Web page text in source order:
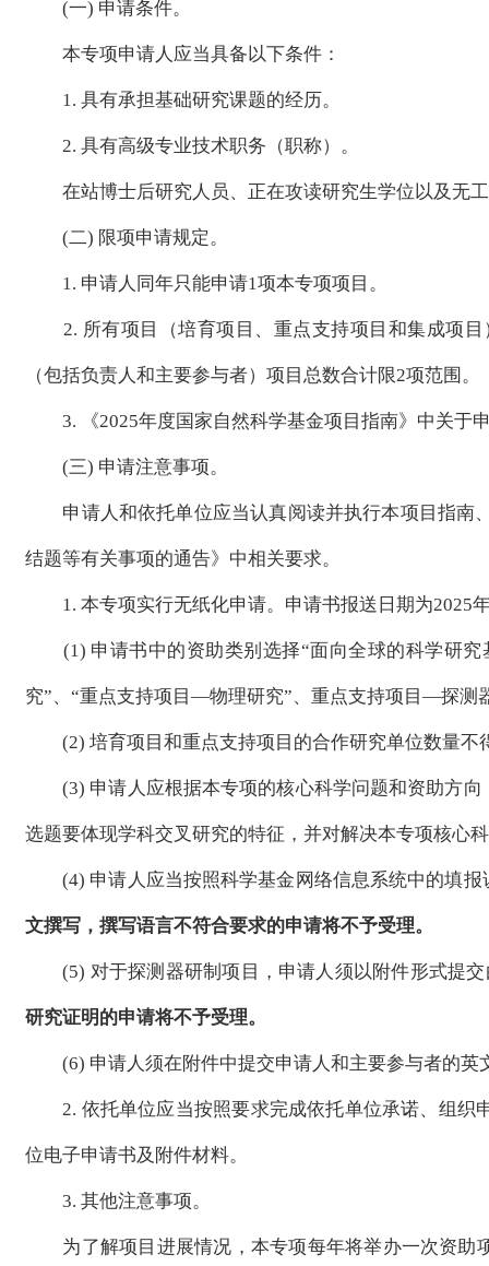
(一) 申请条件。
本专项申请人应当具备以下条件：
1. 具有承担基础研究课题的经历。
2. 具有高级专业技术职务（职称）。
在站博士后研究人员、正在攻读研究生学位以及无工
(二) 限项申请规定。
1. 申请人同年只能申请1项本专项项目。
2. 所有项目（培育项目、重点支持项目和集成项目
（包括负责人和主要参与者）项目总数合计限2项范围。
3. 《2025年度国家自然科学基金项目指南》中关于
(三) 申请注意事项。
申请人和依托单位应当认真阅读并执行本项目指南
结题等有关事项的通告》中相关要求。
1. 本专项实行无纸化申请。申请书报送日期为2025年
(1) 申请书中的资助类别选择“面向全球的科学研究
究”、“重点支持项目—物理研究”、重点支持项目—探测
(2) 培育项目和重点支持项目的合作研究单位数量不
(3) 申请人应根据本专项的核心科学问题和资助方向
选题要体现学科交叉研究的特征，并对解决本专项核心
(4) 申请人应当按照科学基金网络信息系统中的填报
文撰写，撰写语言不符合要求的申请将不予受理。
(5) 对于探测器研制项目，申请人须以附件形式提交
研究证明的申请将不予受理。
(6) 申请人须在附件中提交申请人和主要参与者的英
2. 依托单位应当按照要求完成依托单位承诺、组织
位电子申请书及附件材料。
3. 其他注意事项。
为了解项目进展情况，本专项每年将举办一次资助